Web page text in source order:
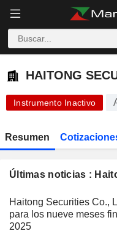
HAITONG
Instrumento Inactivo
Resumen
Últimas noticias :
Haitong Securities Co.,
para los nueve meses
2025